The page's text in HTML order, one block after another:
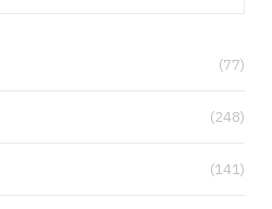
(77)
(248)
(141)